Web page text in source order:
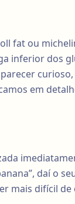
fat ou
inferior dos
em
daí o
mais difícil